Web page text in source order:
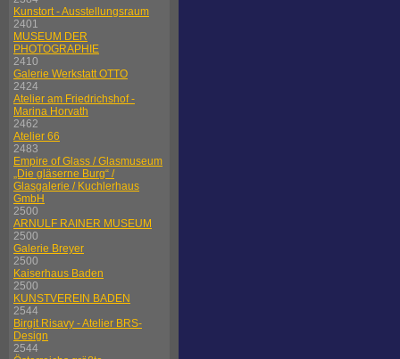
Kunstort - Ausstellungsraum
2401
MUSEUM DER
PHOTOGRAPHIE
2410
Galerie Werkstatt OTTO
2424
Atelier am Friedrichshof -
Marina Horvath
2462
Atelier 66
2483
Empire of Glass / Glasmuseum
„Die gläserne Burg“ /
Glasgalerie / Kuchlerhaus
GmbH
2500
ARNULF RAINER MUSEUM
2500
Galerie Breyer
2500
Kaiserhaus Baden
2500
KUNSTVEREIN BADEN
2544
Birgit Risavy - Atelier BRS-
Design
2544